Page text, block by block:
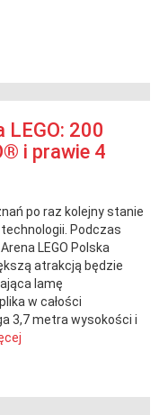
LEGO: 200
i prawie 4
po raz kolejny stanie
Podczas
LEGO Polska
atrakcją będzie
lamę
w całości
3,7 metra wysokości i